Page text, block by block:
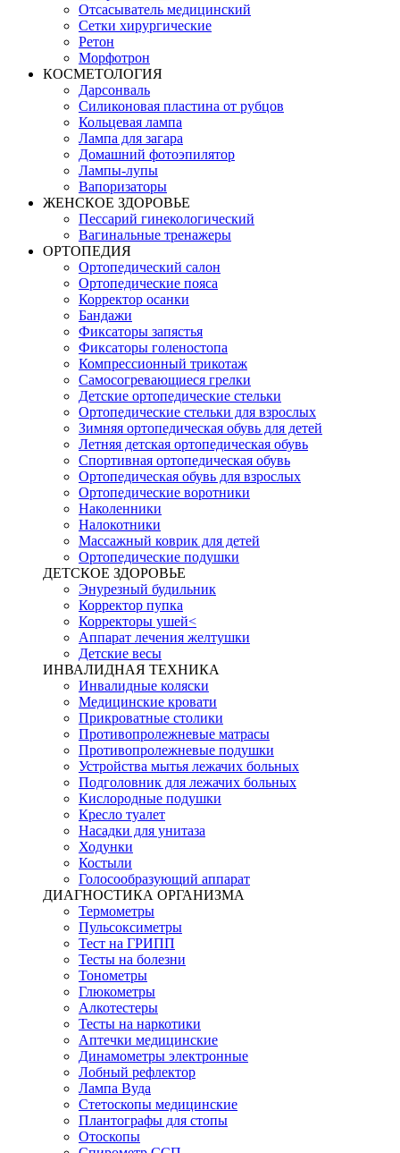
Отсасыватель медицинский
Сетки хирургические
Ретон
Морфотрон
КОСМЕТОЛОГИЯ
Дарсонваль
Силиконовая пластина от рубцов
Кольцевая лампа
Лампа для загара
Домашний фотоэпилятор
Лампы-лупы
Вапоризаторы
ЖЕНСКОЕ ЗДОРОВЬЕ
Пессарий гинекологический
Вагинальные тренажеры
ОРТОПЕДИЯ
Ортопедический салон
Ортопедические пояса
Корректор осанки
Бандажи
Фиксаторы запястья
Фиксаторы голеностопа
Компрессионный трикотаж
Самосогревающиеся грелки
Детские ортопедические стельки
Ортопедические стельки для взрослых
Зимняя ортопедическая обувь для детей
Летняя детская ортопедическая обувь
Спортивная ортопедическая обувь
Ортопедическая обувь для взрослых
Ортопедические воротники
Наколенники
Налокотники
Массажный коврик для детей
Ортопедические подушки
ДЕТСКОЕ ЗДОРОВЬЕ
Энурезный будильник
Корректор пупка
Корректоры ушей<
Аппарат лечения желтушки
Детские весы
ИНВАЛИДНАЯ ТЕХНИКА
Инвалидные коляски
Медицинские кровати
Прикроватные столики
Противопролежневые матрасы
Противопролежневые подушки
Устройства мытья лежачих больных
Подголовник для лежачих больных
Кислородные подушки
Кресло туалет
Насадки для унитаза
Ходунки
Костыли
Голосообразующий аппарат
ДИАГНОСТИКА ОРГАНИЗМА
Термометры
Пульсоксиметры
Тест на ГРИПП
Тесты на болезни
Тонометры
Глюкометры
Алкотестеры
Тесты на наркотики
Аптечки медицинские
Динамометры электронные
Лобный рефлектор
Лампа Вуда
Стетоскопы медицинские
Плантографы для стопы
Отоскопы